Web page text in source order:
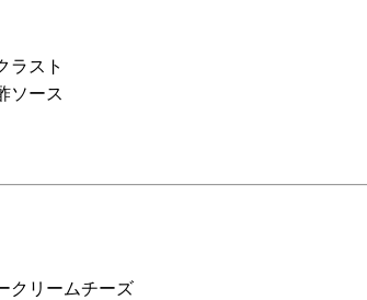
ラスト
ソース
クリームチーズ